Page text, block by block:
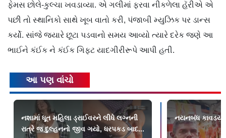
ફેમસ છોલે-કુલ્ચા ખવડાવ્યા. એ ગલીમાં ફરવા નીકળેલા હૅરીએ એ
પછી તો સ્થાનિકો સાથે ખૂબ વાતો કરી, પંજાબી મ્યુઝિક પર ડાન્સ
કર્યો. સાંજે જ્યારે છૂટા પડવાનો સમય આવ્યો ત્યારે દરેક જણે આ
ભાઈને કંઈક ને કંઈક ગિફ્ટ યાદગીરીરૂપે આપી હતી.
આ પણ વાંચો
નશામાં ધૂત મહિલા ડ્રાઈવરને લીધે લગ્નની
રાત્રે જ દુલ્હનનો જીવ ગયો, ધરપકડ બાદ...
નયનબંધ